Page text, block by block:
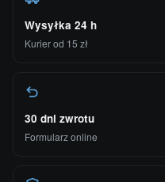
Wysyłka 24 h
Kurier od 15 zł
30 dni zwrotu
Formularz online